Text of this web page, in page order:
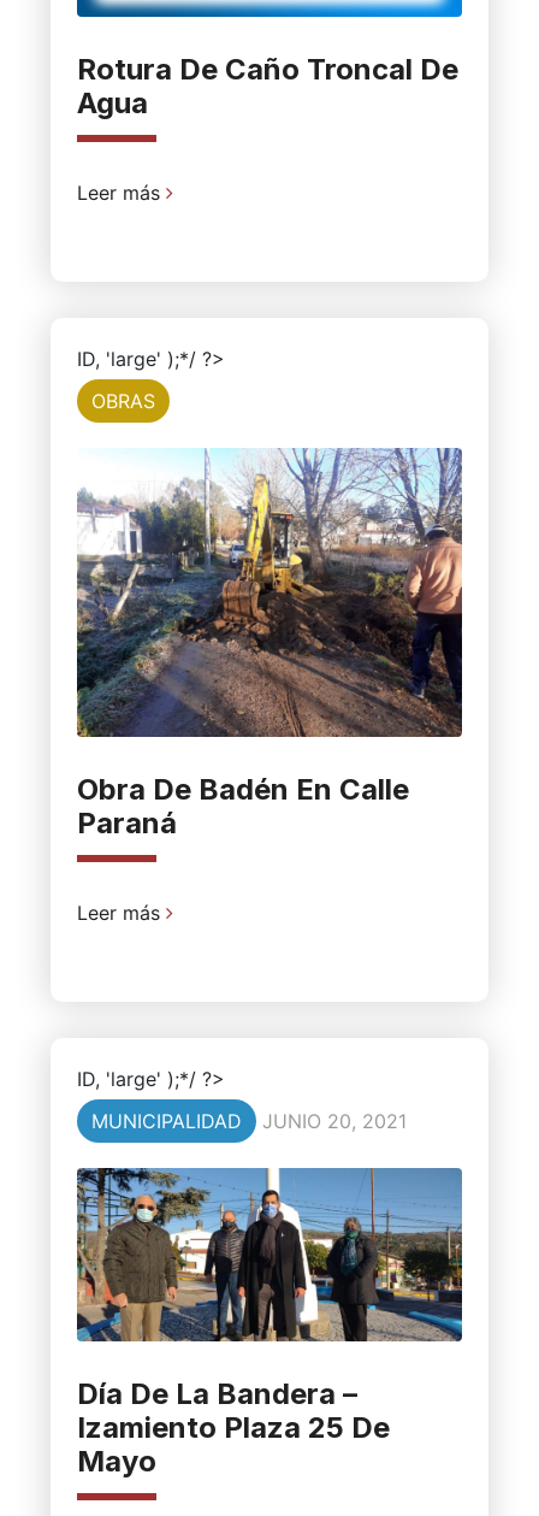
Rotura De Caño Troncal De
Agua
Leer más
ID, 'large' );*/ ?>
OBRAS
Obra De Badén En Calle
Paraná
Leer más
ID, 'large' );*/ ?>
MUNICIPALIDAD
JUNIO 20, 2021
Día De La Bandera –
Izamiento Plaza 25 De
Mayo